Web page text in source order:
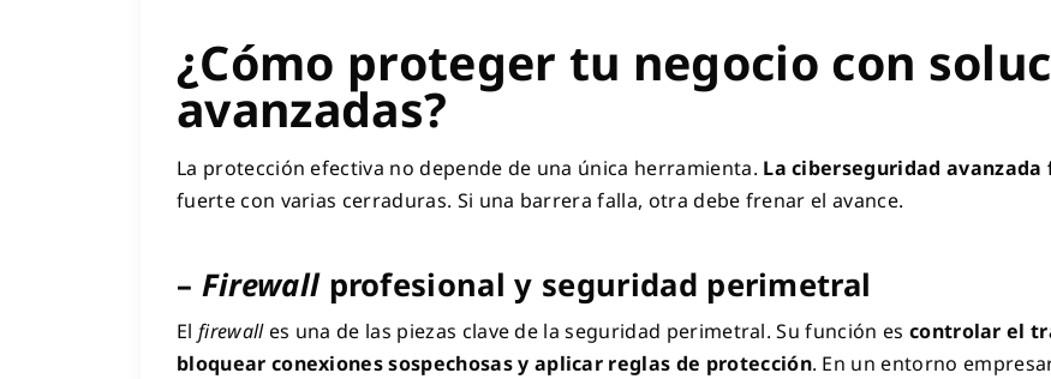
¿Cómo proteger tu negocio con
avanzadas?
La protección efectiva no depende de una única herramienta. La ciberseguridad avanzada
fuerte con varias cerraduras. Si una barrera falla, otra debe frenar el avance.
– Firewallprofesional y seguridad perimetral
El firewalles una de las piezas clave de la seguridad perimetral. Su función es controlar el
bloquear conexiones sospechosas y aplicar reglas de protección. En un entorno